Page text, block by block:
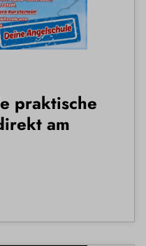
praktische
am